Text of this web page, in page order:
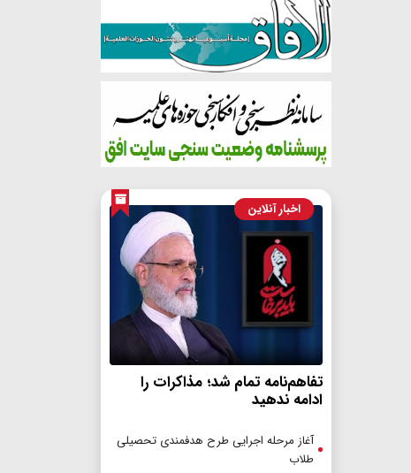
اخبار آنلاین
تفاهم‌نامه تمام شد؛ مذاکرات را
ادامه ندهید
آغاز مرحله اجرایی طرح هدفمندی تحصیلی
طلاب